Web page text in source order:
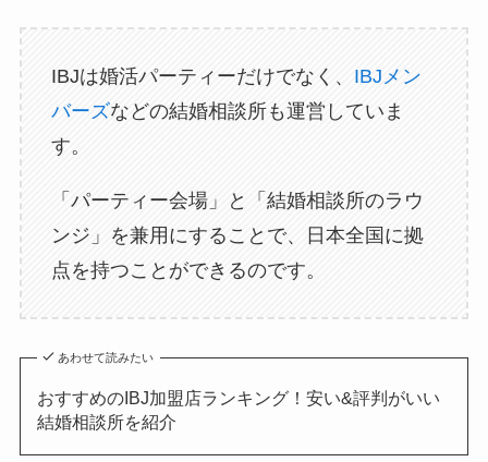
IBJは婚活パーティーだけでなく、 IBJメン
バーズなどの結婚相談所も運営していま
す。
「パーティー会場」と「結婚相談所のラウ
ンジ」を兼用にすることで、日本全国に拠
点を持つことができるのです。
あわせて読みたい
おすすめのIBJ加盟店ランキング！安い&評判がいい
結婚相談所を紹介